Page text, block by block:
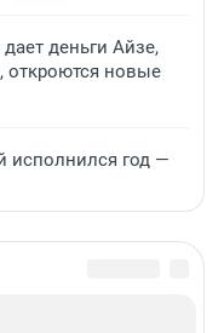
деньги Айзе,
откроются новые
исполнился год —